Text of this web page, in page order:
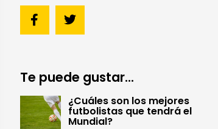
Te puede gustar...
¿Cuáles son los mejores
futbolistas que tendrá el
Mundial?